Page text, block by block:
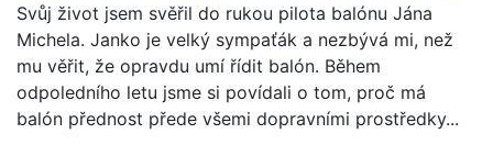
Svůj život jsem svěřil do rukou pilota balónu Jána
Michela. Janko je velký sympaťák a nezbývá mi, než
mu věřit, že opravdu umí řídit balón. Během
odpoledního letu jsme si povídali o tom, proč má
balón přednost přede všemi dopravními prostředky...